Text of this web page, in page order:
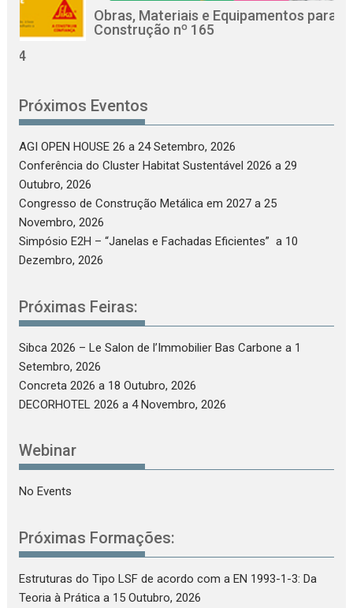
Obras, Materiais e Equipamentos para a
Construção nº 165
Próximos Eventos
AGI OPEN HOUSE 26 a 24 Setembro, 2026
Conferência do Cluster Habitat Sustentável 2026 a 29
Outubro, 2026
Congresso de Construção Metálica em 2027 a 25
Novembro, 2026
Simpósio E2H – “Janelas e Fachadas Eficientes” a 10
Dezembro, 2026
Próximas Feiras:
Sibca 2026 – Le Salon de l’Immobilier Bas Carbone a 1
Setembro, 2026
Concreta 2026 a 18 Outubro, 2026
DECORHOTEL 2026 a 4 Novembro, 2026
Webinar
No Events
Próximas Formações:
Estruturas do Tipo LSF de acordo com a EN 1993-1-3: Da
Teoria à Prática a 15 Outubro, 2026